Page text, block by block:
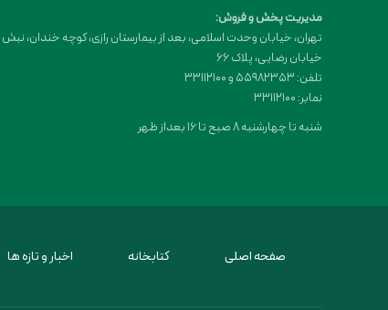
مدیریت پخش و فروش:
تهران، خیابان وحدت اسلامی، بعد از بیمارستان رازی، کوچه خندان، نبش
خیابان رضایی، پلاک ۶۶
تلفن: 55982353 و 33112100
نمابر: 33112100
شنبه تا چهارشنبه 8 صبح تا 16 بعداز ظهر
صفحه اصلی کتابخانه اخبار و تازه ها